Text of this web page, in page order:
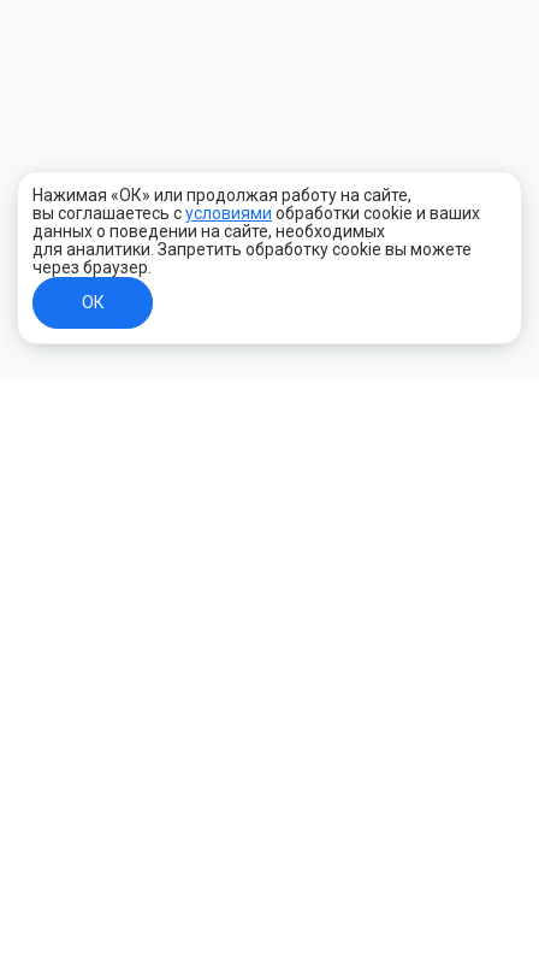
Нажимая «ОК» или продолжая работу на сайте,
вы соглашаетесь сусловиями обработки cookie и ваших
данных о поведении на сайте, необходимых
для аналитики. Запретить обработку cookie вы можете
через браузер.
ОК